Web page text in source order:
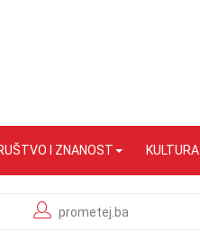
I ZNANOST KULTURA
prometej.ba